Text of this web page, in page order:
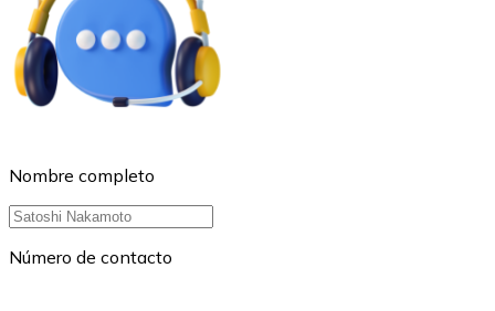
Litecoin
Nombre completo
Número de contacto